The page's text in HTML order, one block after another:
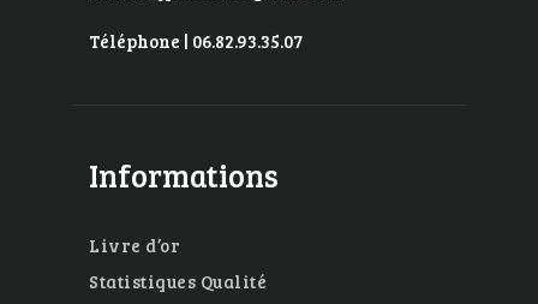
Téléphone | 06.82.93.35.07
Informations
Livre d’or
Statistiques Qualité